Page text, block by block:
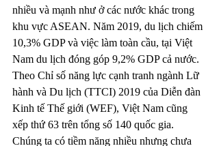
nhiều và mạnh như ở các nước khác trong
khu vực ASEAN. Năm 2019, du lịch chiếm
10,3% GDP và việc làm toàn cầu, tại Việt
Nam du lịch đóng góp 9,2% GDP cả nước.
Theo Chỉ số năng lực cạnh tranh ngành Lữ
hành và Du lịch (TTCI) 2019 của Diễn đàn
Kinh tế Thế giới (WEF), Việt Nam cũng
xếp thứ 63 trên tổng số 140 quốc gia.
Chúng ta có tiềm năng nhiều nhưng chưa